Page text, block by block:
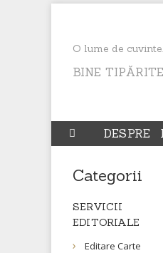
O lume de
BINE
DESPRE
Categorii
SERVICII
EDITORIALE
Editare Carte